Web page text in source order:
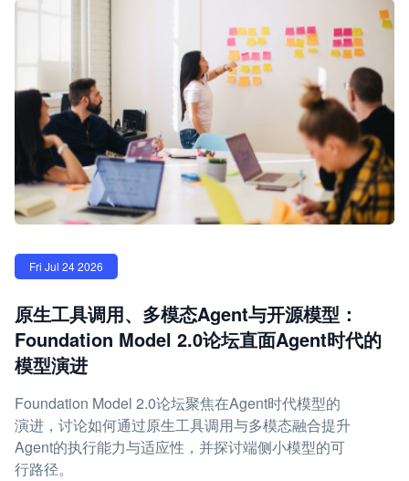
Fri Jul 24 2026
原生工具调用、多模态Agent与开源模型：
Foundation Model 2.0论坛直面Agent时代的
模型演进
Foundation Model 2.0论坛聚焦在Agent时代模型的
演进，讨论如何通过原生工具调用与多模态融合提升
Agent的执行能力与适应性，并探讨端侧小模型的可
行路径。